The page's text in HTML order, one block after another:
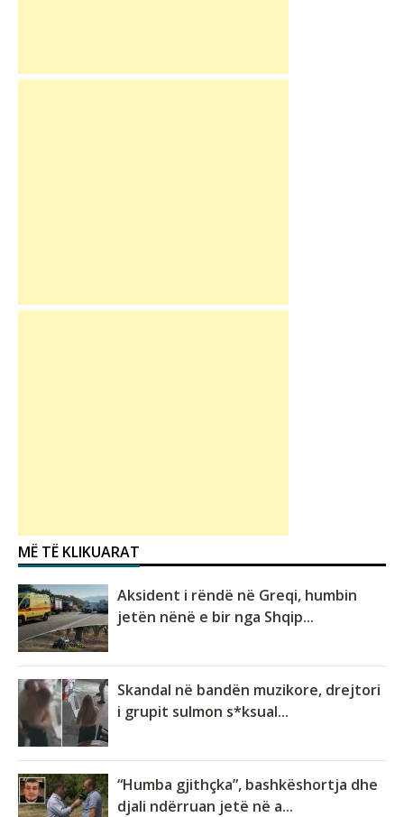
MË TË KLIKUARAT
Aksident i rëndë në Greqi, humbin
jetën nënë e bir nga Shqip...
Skandal në bandën muzikore, drejtori
i grupit sulmon s*ksual...
“Humba gjithçka”, bashkëshortja dhe
djali ndërruan jetë në a...